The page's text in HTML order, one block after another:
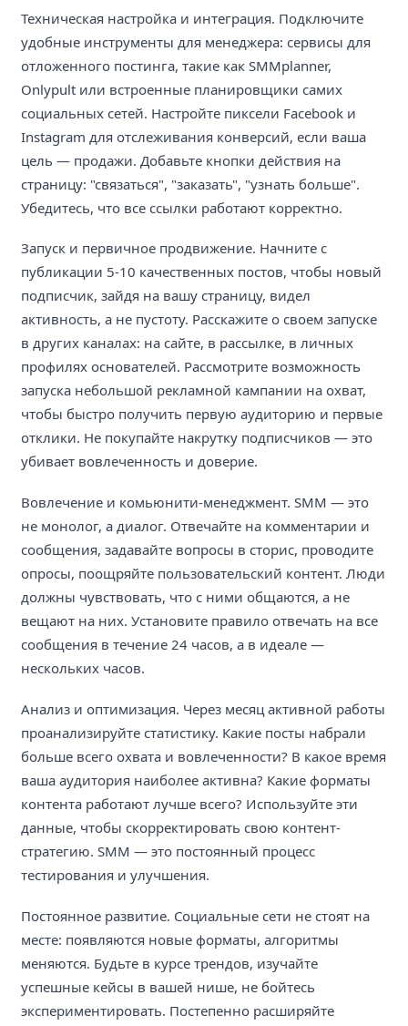
Техническая настройка и интеграция. Подключите
удобные инструменты для менеджера: сервисы для
отложенного постинга, такие как SMMplanner,
Onlypult или встроенные планировщики самих
социальных сетей. Настройте пиксели Facebook и
Instagram для отслеживания конверсий, если ваша
цель — продажи. Добавьте кнопки действия на
страницу: "связаться", "заказать", "узнать больше".
Убедитесь, что все ссылки работают корректно.
Запуск и первичное продвижение. Начните с
публикации 5-10 качественных постов, чтобы новый
подписчик, зайдя на вашу страницу, видел
активность, а не пустоту. Расскажите о своем запуске
в других каналах: на сайте, в рассылке, в личных
профилях основателей. Рассмотрите возможность
запуска небольшой рекламной кампании на охват,
чтобы быстро получить первую аудиторию и первые
отклики. Не покупайте накрутку подписчиков — это
убивает вовлеченность и доверие.
Вовлечение и комьюнити-менеджмент. SMM — это
не монолог, а диалог. Отвечайте на комментарии и
сообщения, задавайте вопросы в сторис, проводите
опросы, поощряйте пользовательский контент. Люди
должны чувствовать, что с ними общаются, а не
вещают на них. Установите правило отвечать на все
сообщения в течение 24 часов, а в идеале —
нескольких часов.
Анализ и оптимизация. Через месяц активной работы
проанализируйте статистику. Какие посты набрали
больше всего охвата и вовлеченности? В какое время
ваша аудитория наиболее активна? Какие форматы
контента работают лучше всего? Используйте эти
данные, чтобы скорректировать свою контент-
стратегию. SMM — это постоянный процесс
тестирования и улучшения.
Постоянное развитие. Социальные сети не стоят на
месте: появляются новые форматы, алгоритмы
меняются. Будьте в курсе трендов, изучайте
успешные кейсы в вашей нише, не бойтесь
экспериментировать. Постепенно расширяйте